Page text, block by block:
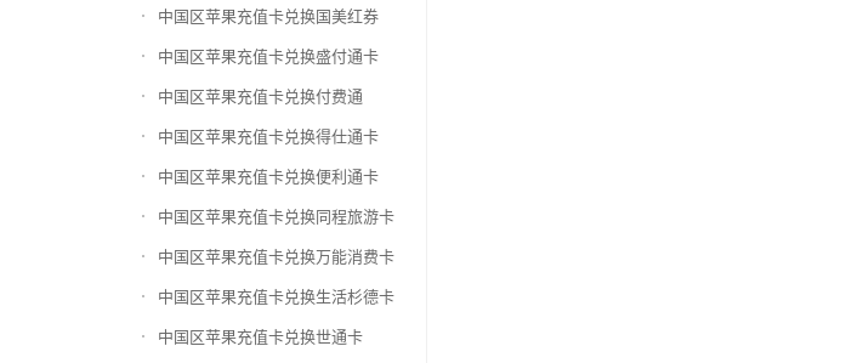
中国区苹果充值卡兑换国美红券
中国区苹果充值卡兑换盛付通卡
中国区苹果充值卡兑换付费通
中国区苹果充值卡兑换得仕通卡
中国区苹果充值卡兑换便利通卡
中国区苹果充值卡兑换同程旅游卡
中国区苹果充值卡兑换万能消费卡
中国区苹果充值卡兑换生活杉德卡
中国区苹果充值卡兑换世通卡